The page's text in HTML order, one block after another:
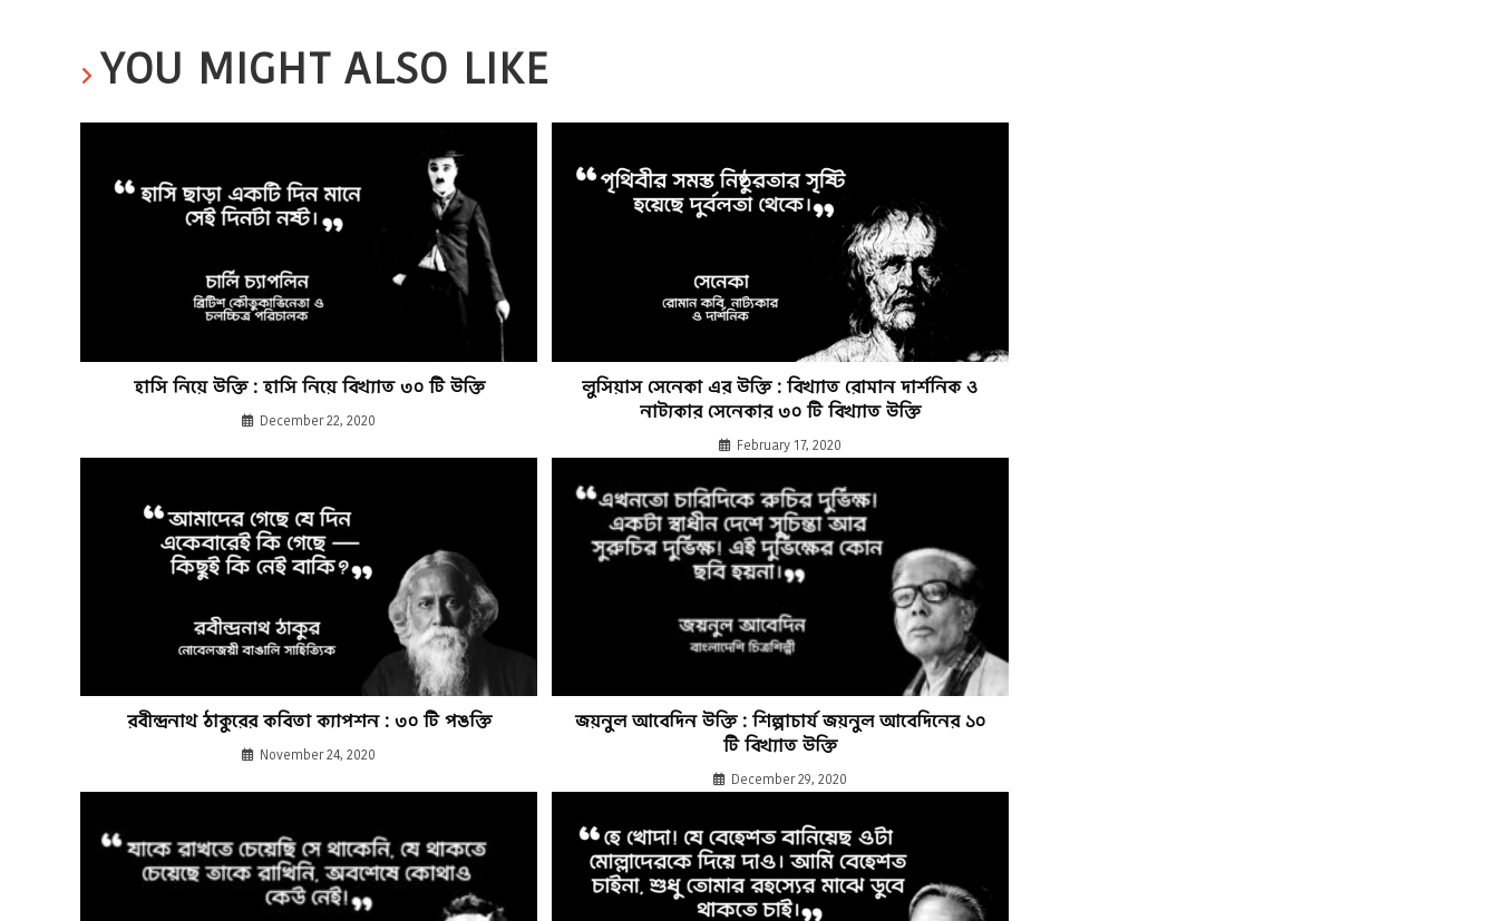
YOU MIGHT ALSO LIKE
হাসি নিয়ে উক্তি : হাসি নিয়ে বিখ্যাত ৩০ টি উক্তি
December 22, 2020
লুসিয়াস সেনেকা এর উক্তি : বিখ্যাত রোমান দার্শনিক ও
নাট্যকার সেনেকার ৩০ টি বিখ্যাত উক্তি
February 17, 2020
রবীন্দ্রনাথ ঠাকুরের কবিতা ক্যাপশন : ৩০ টি পঙক্তি
November 24, 2020
জয়নুল আবেদিন উক্তি : শিল্পাচার্য জয়নুল আবেদিনের ১০
টি বিখ্যাত উক্তি
December 29, 2020